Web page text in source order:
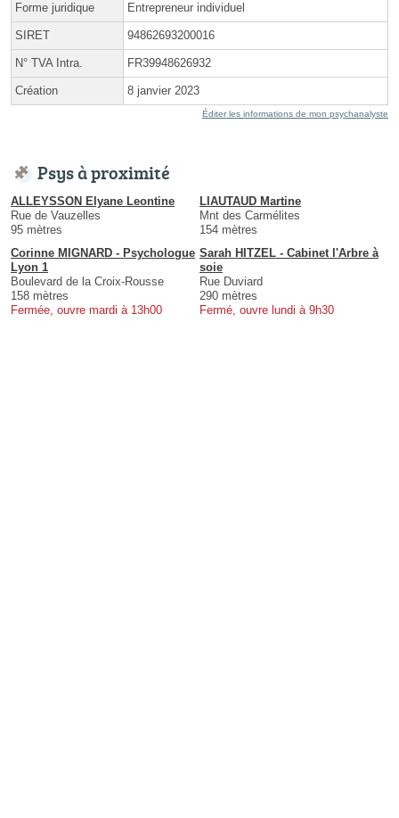
Forme juridique Entrepreneur individuel
SIRET 94862693200016
N° TVA Intra. FR39948626932
Création 8 janvier 2023
Éditer les informations de mon psychanalyste
Psys à proximité
ALLEYSSON Elyane Leontine
Rue de Vauzelles
95 mètres
LIAUTAUD Martine
Mnt des Carmélites
154 mètres
Corinne MIGNARD - Psychologue
Lyon 1
Boulevard de la Croix-Rousse
158 mètres
Fermée, ouvre mardi à 13h00
Sarah HITZEL - Cabinet l'Arbre à
soie
Rue Duviard
290 mètres
Fermé, ouvre lundi à 9h30